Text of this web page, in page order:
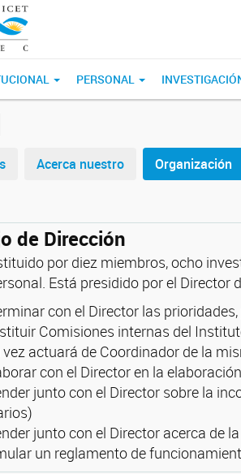
PERSONAL
Acerca nuestro Organización
de Dirección
por diez miembros, ocho
Está presidido por el Director
con el Director las
Comisiones internas del
vez actuará de Coordinador de la
con el Director en la
junto con el Director sobre la
junto con el Director acerca de
un reglamento de